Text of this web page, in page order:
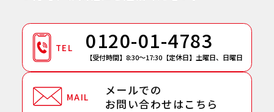
TEL 0120-01-4783
【受付時間】8:30～17:30 【定休日】土曜日、日曜日
MAIL
メールでの
お問い合わせはこちら